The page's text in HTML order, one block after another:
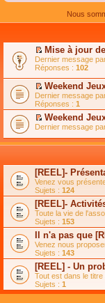
Nous
C
o
n
s
u
l
t
e
r
l
e
s
s
a
g
e
n
o
n
l
u
l
e
p
l
u
s
Mise à jour
Dernier message
Réponses : 102
C
o
n
s
u
t
l
e
m
e
s
s
a
g
e
n
o
n
l
u
l
e
Weekend
Dernier message
Réponses : 1
C
n
l
t
e
r
l
e
m
e
s
s
a
g
e
n
o
n
Weekend
Dernier message
[REEL]-
Venez vous
Sujets : 124
[REEL]-
Toute la vie de
Sujets : 153
Il n'a pas que
Venez nous
Sujets : 143
[REEL] - Un
Tout est dans le titre
Sujets : 1